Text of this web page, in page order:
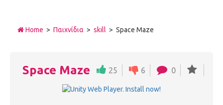
Home > Παιχνίδια > skill > Space Maze
Space Maze 25 6 0